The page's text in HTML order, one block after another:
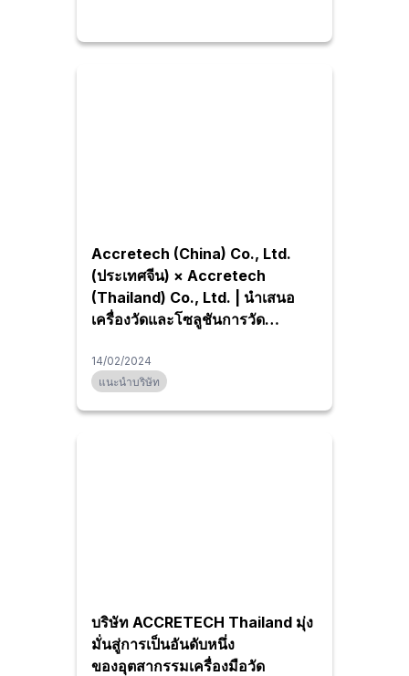
Accretech (China) Co., Ltd.
(ประเทศจีน) × Accretech
(Thailand) Co., Ltd. | นำเสนอ
เครื่องวัดและโซลูชันการวัด
โรงงานจากจีนสู่ไทย!
14/02/2024
แนะนำบริษัท
บริษัท ACCRETECH Thailand มุ่ง
มั่นสู่การเป็นอันดับหนึ่ง
ของอุตสากรรมเครื่องมือวัด